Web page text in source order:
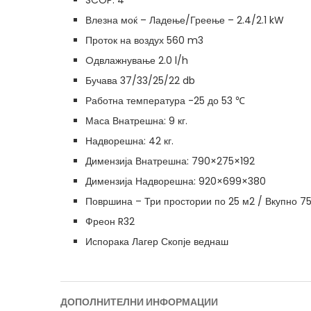
Влезна моќ – Ладење/Греење – 2.4/2.1 kW
Проток на воздух 560 m3
Oдвлажнување 2.0 l/h
Бучава 37/33/25/22 db
Работна температура -25 до 53 ℃
Маса Внатрешна: 9 кг.
Надворешна: 42 кг.
Димензија Внатрешна: 790×275×192
Димензија Надворешна: 920×699×380
Површина – Три простории по 25 м2 / Вкупно
Фреон R32
Испорака Лагер Скопје веднаш
ДОПОЛНИТЕЛНИ ИНФОРМАЦИИ